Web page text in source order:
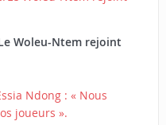
Woleu-Ntem rejoint